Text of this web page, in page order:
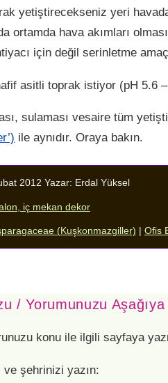
yetiştirecekseniz yeri
ortamda hava akımları
için değil serinletme
asitli toprak istiyor (pH 5.6 –
sulaması vesaire tüm
ile aynıdır. Oraya bakın.
2012 Yazar: Erdal Yüksel
iç mekan dekor
(Kuşkonmazgiller) Ofis
/ Yorumunuzu
konu ile ilgili sayfaya
ve şehrinizi yazın: